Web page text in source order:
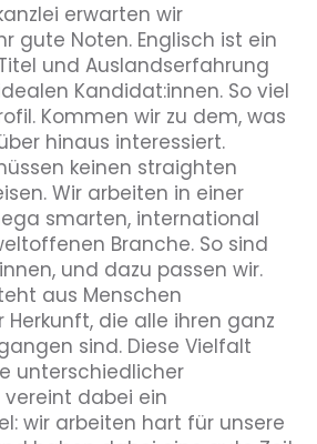
erwarten wir
gute Noten. Englisch ist ein
und Auslandserfahrung
Kandidat:innen. So viel
Kommen wir zu dem, was
hinaus interessiert.
keinen straighten
Wir arbeiten in einer
smarten, international
Branche. So sind
und dazu passen wir.
aus Menschen
die alle ihren ganz
sind. Diese Vielfalt
unterschiedlicher
vereint dabei ein
wir arbeiten hart für unsere